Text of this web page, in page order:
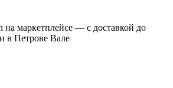
на маркетплейсе — с доставкой до
в Петрове Вале